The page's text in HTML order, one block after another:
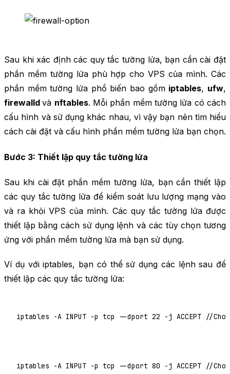
Sau khi xác định các quy tắc tường lửa, bạn cần cài đặt
phần mềm tường lửa phù hợp cho VPS của mình. Các
phần mềm tường lửa phổ biến bao gồm iptables, ufw,
firewalldvà nftables. Mỗi phần mềm tường lửa có cách
cấu hình và sử dụng khác nhau, vì vậy bạn nên tìm hiểu
cách cài đặt và cấu hình phần mềm tường lửa bạn chọn.
Bước 3: Thiết lập quy tắc tường lửa
Sau khi cài đặt phần mềm tường lửa, bạn cần thiết lập
các quy tắc tường lửa để kiểm soát lưu lượng mạng vào
và ra khỏi VPS của mình. Các quy tắc tường lửa được
thiết lập bằng cách sử dụng lệnh và các tùy chọn tương
ứng với phần mềm tường lửa mà bạn sử dụng.
Ví dụ với iptables, bạn có thể sử dụng các lệnh sau để
thiết lập các quy tắc tường lửa:
iptables -A INPUT -p tcp --dport 22 -j ACCEPT //
iptables -A INPUT -p tcp --dport 80 -j ACCEPT //Cho